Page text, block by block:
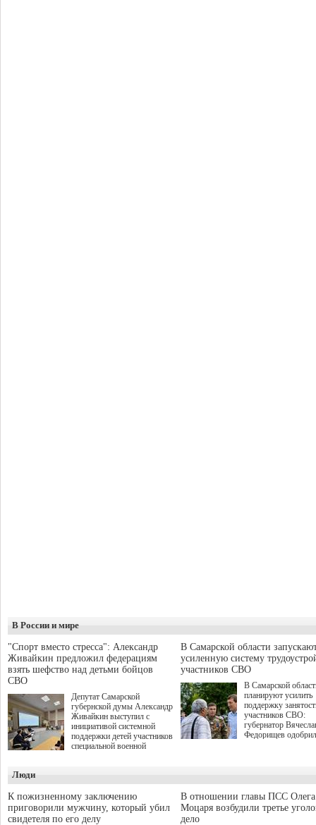
В России и мире
"Спорт вместо стресса": Александр
Живайкин предложил федерациям
взять шефство над детьми бойцов
СВО
Депутат Самарской
губернской думы Александр
Живайкин выступил с
инициативой системной
поддержки детей участников
специальной военной
"Помощь фронту и семьям
участников СВО", которая
прошла в Отрадном 7
августа.
В Самарской области
усиленную систему
участников СВО
В Самарской
планируют усилить
поддержку
участников СВО:
губернатор
Федорищев
на трудоустройство
спокойную
мирной жизни.
Люди
К пожизненному заключению
приговорили мужчину, который убил
свидетеля по его делу
В отношении главы ПСС Олега
Моцаря возбудили третье
дело